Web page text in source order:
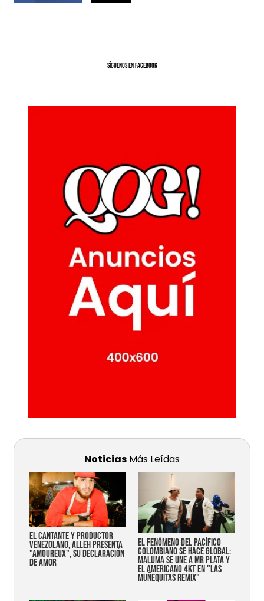
SíGUENOS EN FACEBOOK
Noticias Más Leídas
EL CANTANTE Y PRODUCTOR
VENEZOLANO, ALLEH PRESENTA
"AMOUREUX", SU DECLARACIÓN
DE AMOR
EL FENÓMENO DEL PACÍFICO
COLOMBIANO SE HACE GLOBAL:
MALUMA SE UNE A MR PLATA Y
EL AMERICANO 4KT EN "LAS
MUÑEQUITAS REMIX"